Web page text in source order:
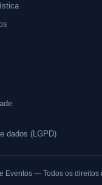
dados (LGPD)
Eventos — Todos os direitos